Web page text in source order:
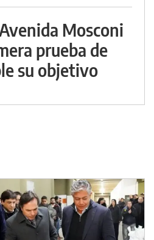
Mosconi
prueba de
su objetivo